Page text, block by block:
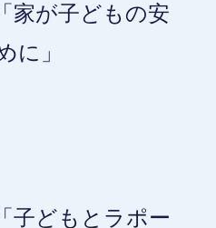
家が子どもの安
に」
子どもとラポー